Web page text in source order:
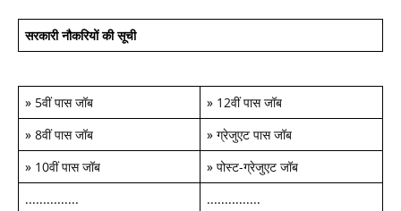
सरकारी नौकरियों की सूची
» 5वीं पास जॉब » 12वीं पास जॉब
» 8वीं पास जॉब » ग्रेजुएट पास जॉब
» 10वीं पास जॉब » पोस्ट-ग्रेजुएट जॉब
...............
...............